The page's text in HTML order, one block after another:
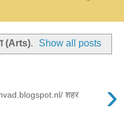
(Arts). Show all posts
›
शहर